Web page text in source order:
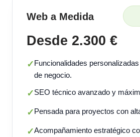
Web a Medida
Desde 2.300 €
✓Funcionalidades
de negocio.
✓SEO técnico avanzado y
✓Pensada para proyectos con
✓Acompañamiento estratégico